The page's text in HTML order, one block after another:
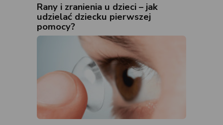
Rany i zranienia u dzieci – jak
udzielać dziecku pierwszej
pomocy?